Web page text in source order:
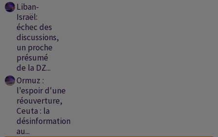
Liban-
Israël:
échec des
discussions,
un proche
présumé
de la DZ...
Ormuz :
l'espoir d'une
réouverture,
Ceuta : la
désinformation
au...